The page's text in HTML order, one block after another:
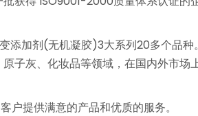
加剂(无机凝胶)3大系列20多个品
子灰、化妆品等领域，在国内外市场
户提供满意的产品和优质的服务。